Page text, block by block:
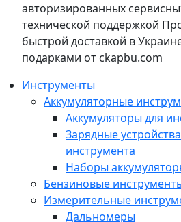
авторизированных
технической поддержкой
быстрой доставкой в
подарками от ckapbu.com
Инструменты
Аккумуляторные
Аккумуляторы для
Зарядные
инструмента
Наборы
Бензиновые
Измерительные
Дальномеры